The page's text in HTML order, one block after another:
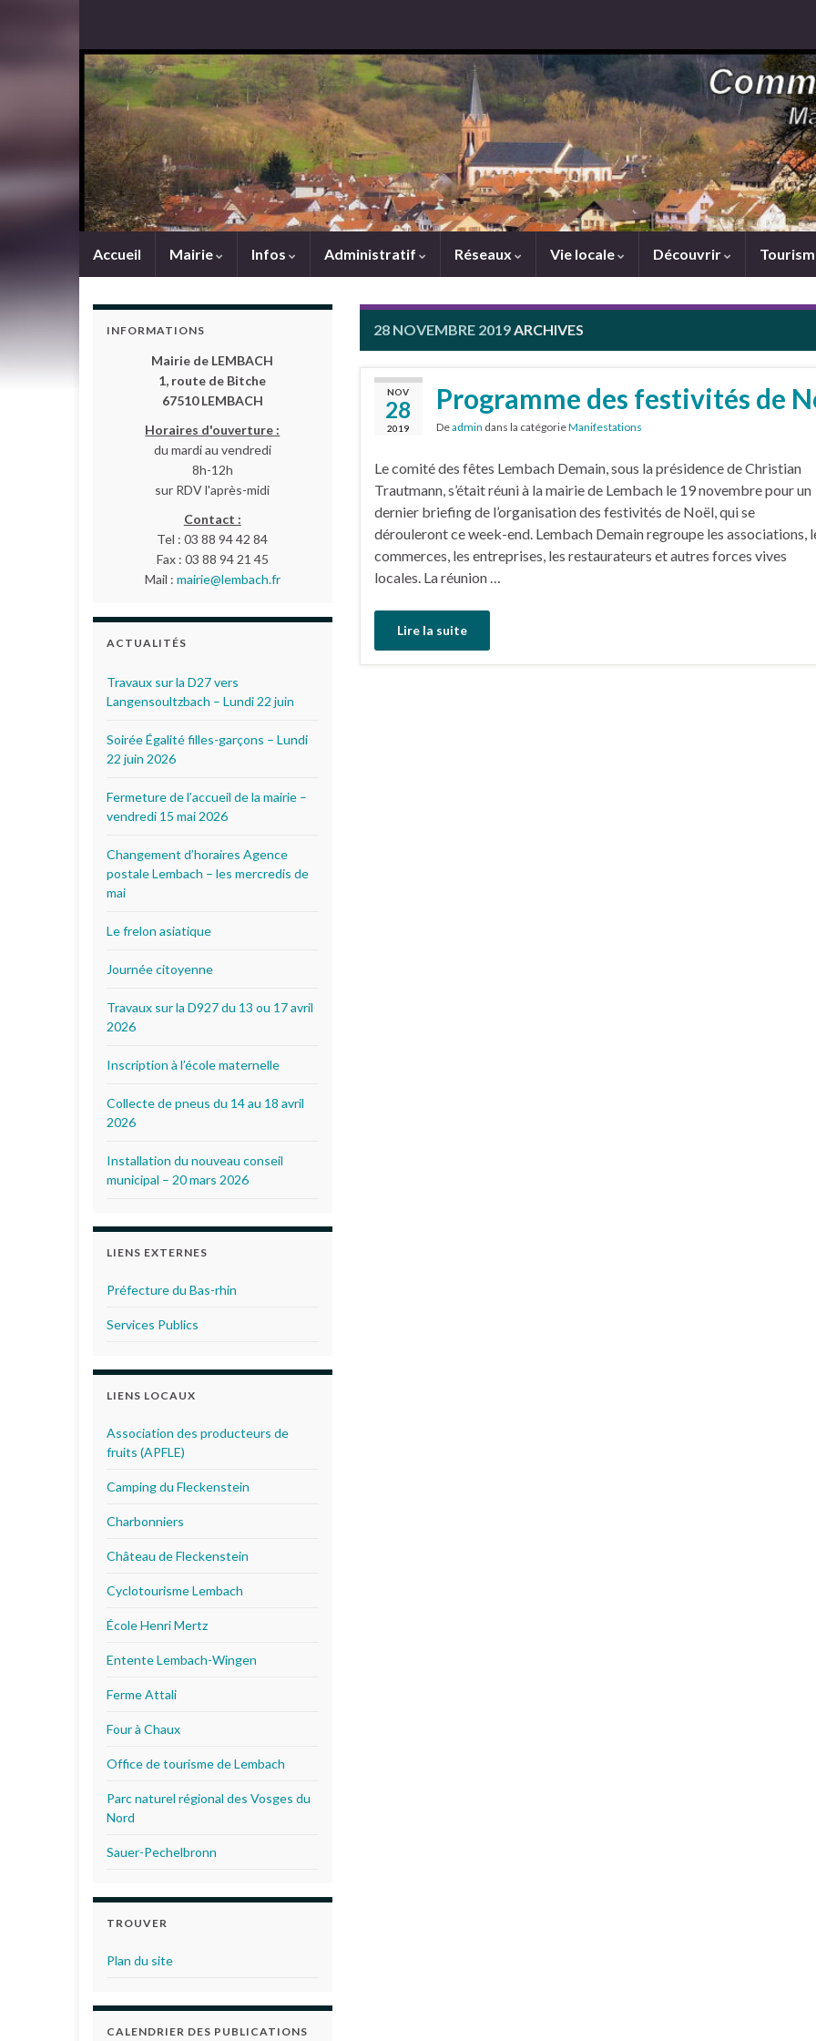
Accueil Mairie Infos Administratif Réseaux Vie locale Découvrir
28 NOVEMBRE 2019ARCHIVES
NOV
28
2019
Programme des festivités de
Deadmin dans la catégorieManifestations
Le comité des fêtes Lembach Demain, sous la présidence de Christian
Trautmann, s’était réuni à la mairie de Lembach le 19 novembre pour un
dernier briefing de l’organisation des festivités de Noël, qui se
dérouleront ce week-end. Lembach Demain regroupe les associations,
commerces, les entreprises, les restaurateurs et autres forces vives
locales. La réunion …
Lire la suite
INFORMATIONS
Mairie de LEMBACH
1, route de Bitche
67510 LEMBACH
Horaires d'ouverture :
du mardi au vendredi
8h-12h
sur RDV l'après-midi
Contact :
Tel : 03 88 94 42 84
Fax : 03 88 94 21 45
Mail : mairie@lembach.fr
ACTUALITÉS
Travaux sur la D27 vers
Langensoultzbach – Lundi 22 juin
Soirée Égalité filles-garçons – Lundi
22 juin 2026
Fermeture de l’accueil de la mairie –
vendredi 15 mai 2026
Changement d’horaires Agence
postale Lembach – les mercredis de
mai
Le frelon asiatique
Journée citoyenne
Travaux sur la D927 du 13 ou 17 avril
2026
Inscription à l’école maternelle
Collecte de pneus du 14 au 18 avril
2026
Installation du nouveau conseil
municipal – 20 mars 2026
LIENS EXTERNES
Préfecture du Bas-rhin
Services Publics
LIENS LOCAUX
Association des producteurs de
fruits (APFLE)
Camping du Fleckenstein
Charbonniers
Château de Fleckenstein
Cyclotourisme Lembach
École Henri Mertz
Entente Lembach-Wingen
Ferme Attali
Four à Chaux
Office de tourisme de Lembach
Parc naturel régional des Vosges du
Nord
Sauer-Pechelbronn
TROUVER
Plan du site
CALENDRIER DES PUBLICATIONS